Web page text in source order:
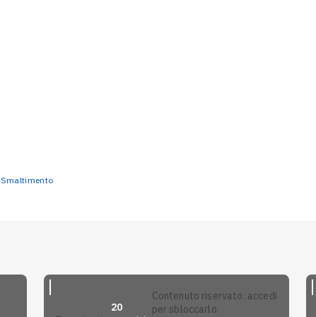
Smaltimento
20
contenuto riservato: accedi
per sbloccarlo.